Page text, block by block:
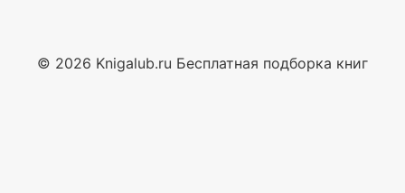
© 2026 Knigalub.ru Бесплатная подборка книг